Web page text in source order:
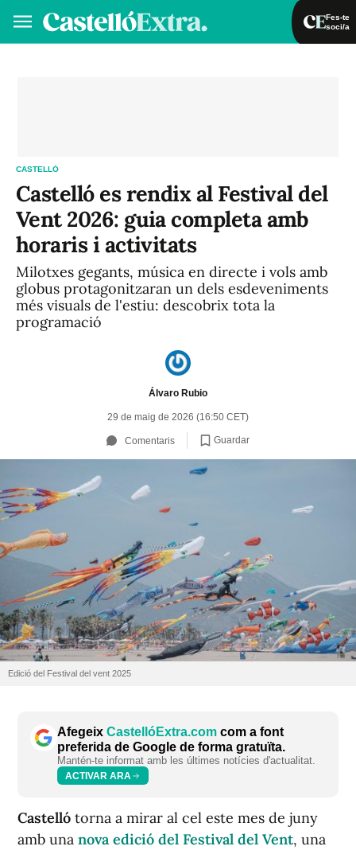
Fes-te
soci/a
CASTELLÓ
Castelló es rendix al Festival del
Vent 2026: guia completa amb
horaris i activitats
Milotxes gegants, música en directe i vols amb
globus protagonitzaran un dels esdeveniments
més visuals de l'estiu: descobrix tota la
programació
Álvaro Rubio
29 de maig de 2026 (16:50 CET)
Comentaris Guardar
Edició del Festival del vent 2025
Afegeix CastellóExtra.com com a font
preferida de Google de forma gratuïta.
Mantén-te informat amb les últimes notícies d'actualitat.
ACTIVAR ARA
Castelló torna a mirar al cel este mes de juny
amb una nova edició del Festival del Vent, una